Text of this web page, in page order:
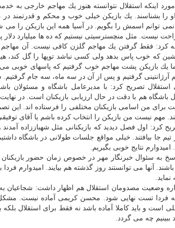
اینكه استقلال نتوانسته هنوز یك مهاجم خارجی به
را بشناسند. یك بازیكن خیلی خوب و محكم و قدرتمند
نمی توانم اسمش را بگویم. در آسیا همه این بازیكن
نیست. مثل منچسترسیتی نیستیم كه ده ها میلیارد
كرد: فقط گرفتن یك مهاجم گلزن كافی نیست. آن مهاجم
كه خوب پاس بدهد ولی كسی نباشد توپها را گل
یك بازیكن پشت مهاجم خوب گرفتیم كه پاسهای خوبی می
آرژانتینی گرفتیم و پس از آن در سه ماه، سه جام
تصریح كرد: با مدیرعامل باشگاه و مسئولان
باشگاه هم با دقت در حال ارزیابی بازیكنان است. در
ایجنت برای من اسامی بازیكنان مختلفی را فرستاده اند.
مهم نیست من بازیكن را انتخاب كرده باشم یا آقای
كرد: اول فصل دیدید كه بازیكنانی مثل شهباززاده آمدند
در تیم جا بیافتند. خیلی مواقع جلسات طولانی در باشگاه
نتایج خوبی بگیریم.
به سئوال خبرنگار مهر در خصوص زمان حضور
آنها می توانستند روز گذشته هم بیایند. امیدوارم
نماید.
وضعیت مصدومان استقلال هم اظهار داشت: شجاعیان
فردا تست نهایی شود. محسن كریمی آماده نیست.
است و باید كاملا آماده باشد نه فقط برای استقلال
ببینیم چه می گردد.